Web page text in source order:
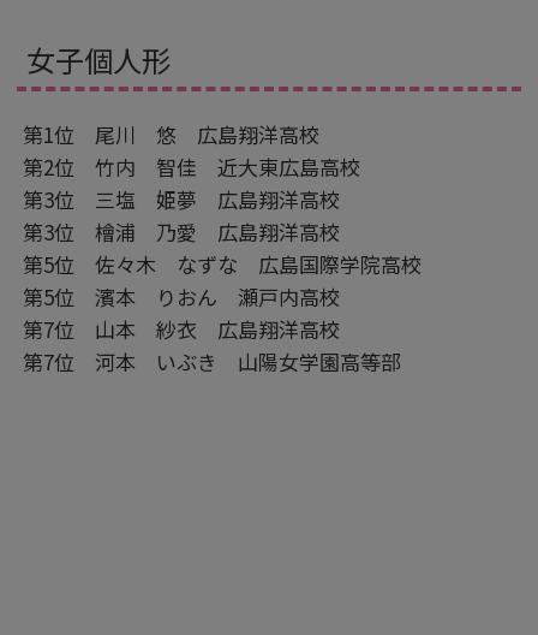
女子個人形
第1位 尾川 悠 広島翔洋高校
第2位 竹内 智佳 近大東広島高校
第3位 三塩 姫夢 広島翔洋高校
第3位 檜浦 乃愛 広島翔洋高校
第5位 佐々木 なずな 広島国際学院高校
第5位 濱本 りおん 瀬戸内高校
第7位 山本 紗衣 広島翔洋高校
第7位 河本 いぶき 山陽女学園高等部